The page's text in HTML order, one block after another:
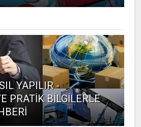
YAPILIR -
PRATİK BİLGİLERLE